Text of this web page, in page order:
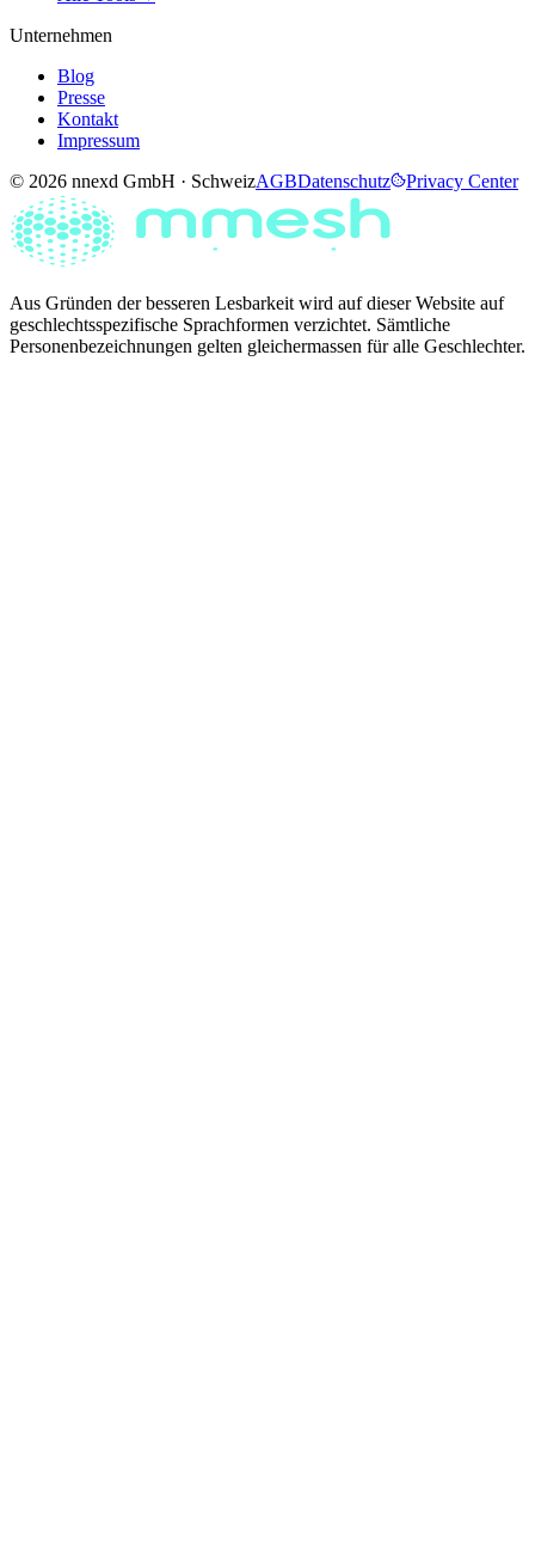
Unternehmen
Blog
Presse
Kontakt
Impressum
© 2026 nnexd GmbH · SchweizAGBDatenschutz Privacy Center
Aus Gründen der besseren Lesbarkeit wird auf dieser Website auf
geschlechtsspezifische Sprachformen verzichtet. Sämtliche
Personenbezeichnungen gelten gleichermassen für alle Geschlechter.